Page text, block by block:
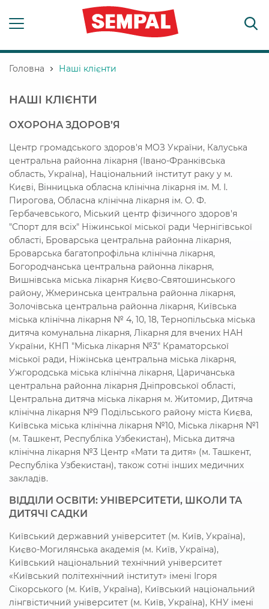
Головна Наші клієнти
НАШІ КЛІЄНТИ
ОХОРОНА ЗДОРОВ’Я
Центр громадського здоров'я МОЗ України, Калуська
центральна районна лікарня (Івано-Франківська
область, Україна), Національний інститут раку у м.
Києві, Вінницька обласна клінічна лікарня ім. М. І.
Пирогова, Обласна клінічна лікарня ім. О. Ф.
Гербачевського, Міський центр фізичного здоров'я
"Спорт для всіх" Ніжинської міської ради Чернігівської
області, Броварська центральна районна лікарня,
Броварська багатопрофільна клінічна лікарня,
Богородчанська центральна районна лікарня,
Вишнівська міська лікарня Києво-Святошинського
району, Жмеринська центральна районна лікарня,
Золочівська центральна районна лікарня, Київська
міська клінічна лікарня № 4, 10, 18, Тернопільська міська
дитяча комунальна лікарня, Лікарня для вчених НАН
України, КНП "Міська лікарня №3" Краматорської
міської ради, Ніжінська центральна міська лікарня,
Ужгородська міська клінічна лікарня, Царичанська
центральна районна лікарня Дніпровської області,
Центральна дитяча міська лікарня м. Житомир, Дитяча
клінічна лікарня №9 Подільського району міста Києва,
Київська міська клінічна лікарня №10, Міська лікарня №1
(м. Ташкент, Республіка Узбекистан), Міська дитяча
клінічна лікарня №3 Центр «Мати та дитя» (м. Ташкент,
Республіка Узбекистан), також сотні інших медичних
закладів.
ВІДДІЛИ ОСВІТИ: УНІВЕРСИТЕТИ, ШКОЛИ ТА
ДИТЯЧІ САДКИ
Київський державний університет (м. Київ, Україна),
Києво-Могилянська академія (м. Київ, Україна),
Київський національний технічний університет
«Київський політехнічний інститут» імені Ігоря
Сікорського (м. Київ, Україна), Київський національний
лінгвістичний університет (м. Київ, Україна), КНУ імені